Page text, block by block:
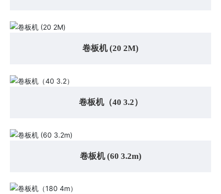
卷板机 (20 2M)
卷板机（40 3.2）
卷板机 (60 3.2m)